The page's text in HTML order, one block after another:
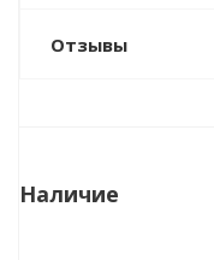
Отзывы
Наличие